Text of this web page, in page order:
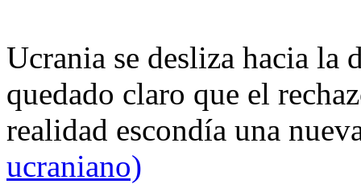
Ucrania se desliza hacia
quedado claro que el
realidad escondía una
ucraniano)